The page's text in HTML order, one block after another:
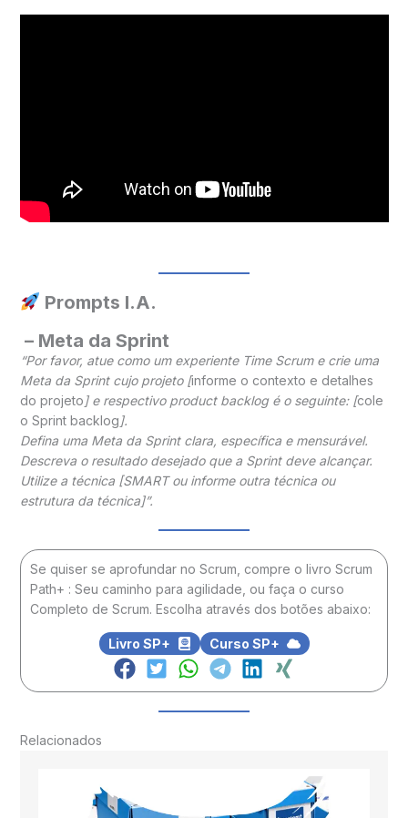
Prompts I.A.
– Meta da Sprint
“Por favor, atue como um experiente Time Scrum e crie uma
Meta da Sprint cujo projeto [informe o contexto e detalhes
do projeto] e respectivo product backlog é o seguinte: [cole
o Sprint backlog].
Defina uma Meta da Sprint clara, específica e mensurável.
Descreva o resultado desejado que a Sprint deve alcançar.
Utilize a técnica [SMART ou informe outra técnica ou
estrutura da técnica]”.
Se quiser se aprofundar no Scrum, compre o livro Scrum
Path+ : Seu caminho para agilidade, ou faça o curso
Completo de Scrum. Escolha através dos botões abaixo:
Livro SP+ Curso SP+
Relacionados